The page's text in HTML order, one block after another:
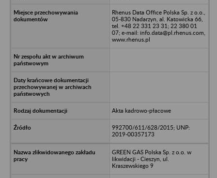
Rhenus Data Office Polska Sp. z o.o.,
05-830 Nadarzyn, al. Katowicka 66,
tel. +48 22 331 23 31; 22 380 01
07; e-mail: info.data@pl.rhenus.com,
www.rhenus.pl
Akta kadrowo-płacowe
992700/611/628/2015; UNP:
2019-00357173
GREEN GAS Polska Sp. z o.o. w
likwidacji - Cieszyn, ul.
Kraszewskiego 9